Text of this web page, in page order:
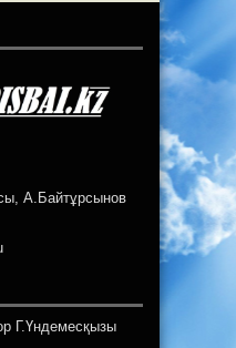
А.Байтұрсынов
Г.Үндемесқызы